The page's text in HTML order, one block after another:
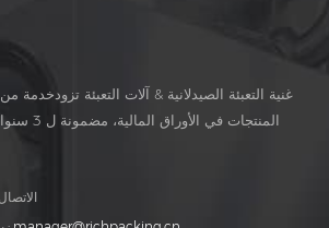
غنية التعبئة الصيدلانية & آلات التعبئة تزودخدمة
المنتجات